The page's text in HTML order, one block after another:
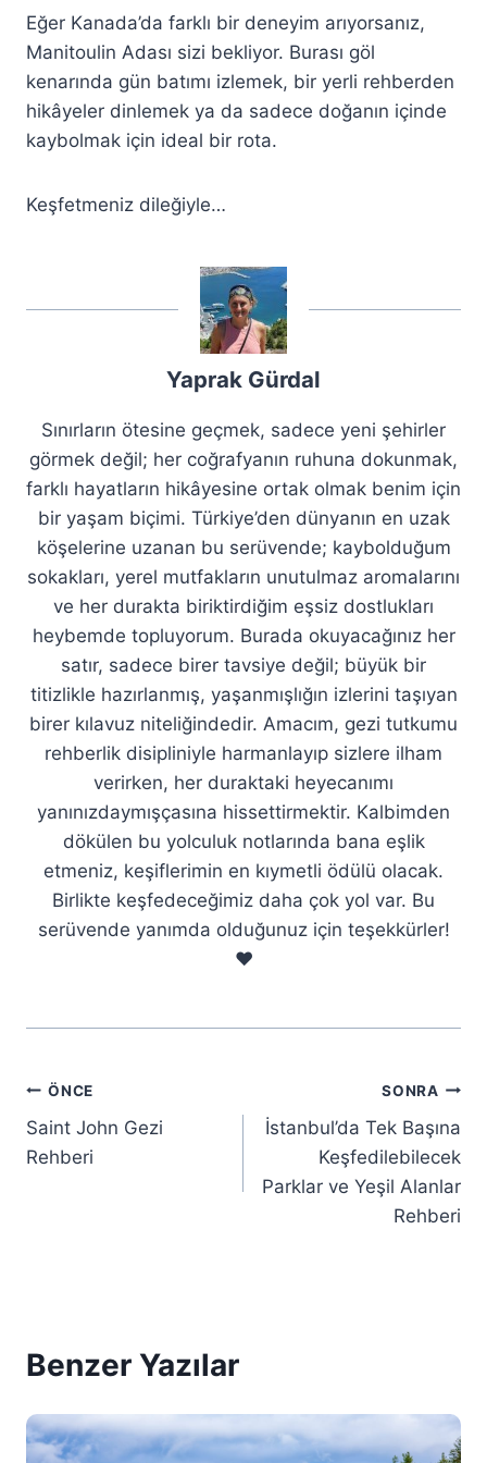
Eğer Kanada’da farklı bir deneyim arıyorsanız,
Manitoulin Adası sizi bekliyor. Burası göl
kenarında gün batımı izlemek, bir yerli rehberden
hikâyeler dinlemek ya da sadece doğanın içinde
kaybolmak için ideal bir rota.
Keşfetmeniz dileğiyle…
Yaprak Gürdal
Sınırların ötesine geçmek, sadece yeni şehirler
görmek değil; her coğrafyanın ruhuna dokunmak,
farklı hayatların hikâyesine ortak olmak benim için
bir yaşam biçimi. Türkiye’den dünyanın en uzak
köşelerine uzanan bu serüvende; kaybolduğum
sokakları, yerel mutfakların unutulmaz aromalarını
ve her durakta biriktirdiğim eşsiz dostlukları
heybemde topluyorum. Burada okuyacağınız her
satır, sadece birer tavsiye değil; büyük bir
titizlikle hazırlanmış, yaşanmışlığın izlerini taşıyan
birer kılavuz niteliğindedir. Amacım, gezi tutkumu
rehberlik disipliniyle harmanlayıp sizlere ilham
verirken, her duraktaki heyecanımı
yanınızdaymışçasına hissettirmektir. Kalbimden
dökülen bu yolculuk notlarında bana eşlik
etmeniz, keşiflerimin en kıymetli ödülü olacak.
Birlikte keşfedeceğimiz daha çok yol var. Bu
serüvende yanımda olduğunuz için teşekkürler!
❤️
Yazı
gezinmesi
ÖNCE
Saint John Gezi
Rehberi
SONRA
İstanbul’da Tek Başına
Keşfedilebilecek
Parklar ve Yeşil Alanlar
Rehberi
Benzer Yazılar